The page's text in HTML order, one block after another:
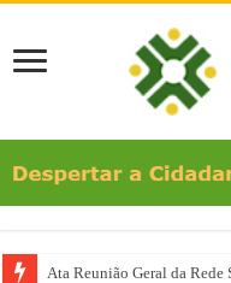
Ata Reunião Geral da